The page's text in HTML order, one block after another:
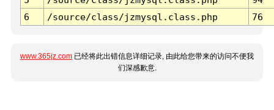
6
/source/class/jzmysql.class.php 76
www.365jz.com 已经将此出错信息详细记录, 由此给您带来的访问不便我
们深感歉意.